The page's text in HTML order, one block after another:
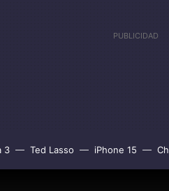
3 Ted Lasso iPhone 15